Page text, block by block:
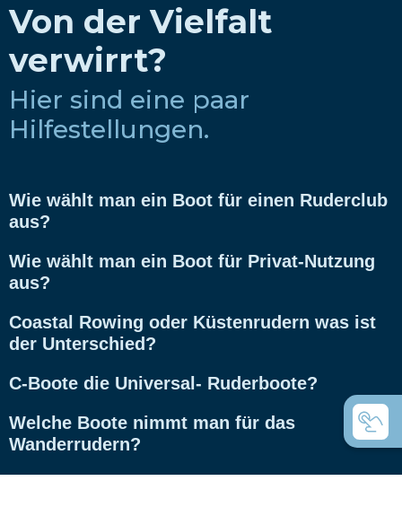
Von der Vielfalt
verwirrt?
Hier sind eine paar
Hilfestellungen.
Wie wählt man ein Boot für einen Ruderclub
aus?
Wie wählt man ein Boot für Privat-Nutzung
aus?
Coastal Rowing oder Küstenrudern was ist
der Unterschied?
C-Boote die Universal- Ruderboote?
Welche Boote nimmt man für das
Wanderrudern?